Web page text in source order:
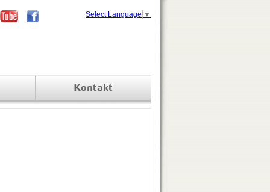
Kontakt
Select Language ▼